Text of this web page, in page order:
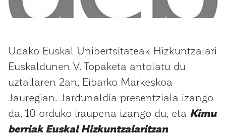
Udako Euskal Unibertsitateak Hizkuntzalari
Euskaldunen V. Topaketa antolatu du
uztailaren 2an, Eibarko Markeskoa
Jauregian. Jardunaldia presentziala izango
da, 10 orduko iraupena izango du, eta Kimu
berriak Euskal Hizkuntzalaritzan